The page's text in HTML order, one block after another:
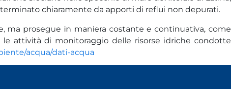
chiaramente da apporti di reflui non depurati.
ma prosegue in maniera costante e continuativa, come
attività di monitoraggio delle risorse idriche condotte
acqua/dati-acqua